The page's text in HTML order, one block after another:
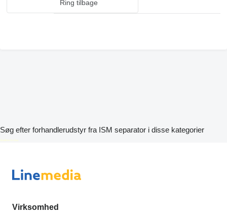
Ring tilbage
Søg efter forhandlerudstyr fra ISM separator i disse kategorier
disallow-in-dsa
Virksomhed